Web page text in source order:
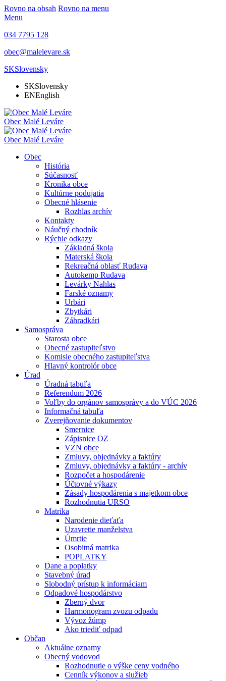
Rovno na obsah Rovno na menu
Menu
034 7795 128
obec@malelevare.sk
SKSlovensky
SKSlovensky
ENEnglish
Obec Malé Leváre
Obec Malé Leváre
Obec
História
Súčasnosť
Kronika obce
Kultúrne podujatia
Obecné hlásenie
Rozhlas archív
Kontakty
Náučný chodník
Rýchle odkazy
Základná škola
Materská škola
Rekreačná oblasť Rudava
Autokemp Rudava
Levárky Nahlas
Farské oznamy
Urbári
Zbytkári
Záhradkári
Samospráva
Starosta obce
Obecné zastupiteľstvo
Komisie obecného zastupiteľstva
Hlavný kontrolór obce
Úrad
Úradná tabuľa
Referendum 2026
Voľby do orgánov samosprávy a do VÚC 2026
Informačná tabuľa
Zverejňovanie dokumentov
Smernice
Zápisnice OZ
VZN obce
Zmluvy, objednávky a faktúry
Zmluvy, objednávky a faktúry - archív
Rozpočet a hospodárenie
Účtovné výkazy
Zásady hospodárenia s majetkom obce
Rozhodnutia URSO
Matrika
Narodenie dieťaťa
Uzavretie manželstva
Úmrtie
Osobitná matrika
POPLATKY
Dane a poplatky
Stavebný úrad
Slobodný prístup k informáciam
Odpadové hospodárstvo
Zberný dvor
Harmonogram zvozu odpadu
Vývoz žúmp
Ako triediť odpad
Občan
Aktuálne oznamy
Obecný vodovod
Rozhodnutie o výške ceny vodného
Cenník výkonov a služieb